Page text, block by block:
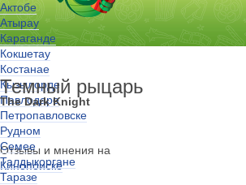
Актобе
Атырау
Караганде
Кокшетау
Костанае
Кызылорде
Павлодаре
Петропавловске
Рудном
Семее
Талдыкоргане
Таразе
Темный рыцарь
The Dark Knight
Отзывы и мнения на
Кинопоиске